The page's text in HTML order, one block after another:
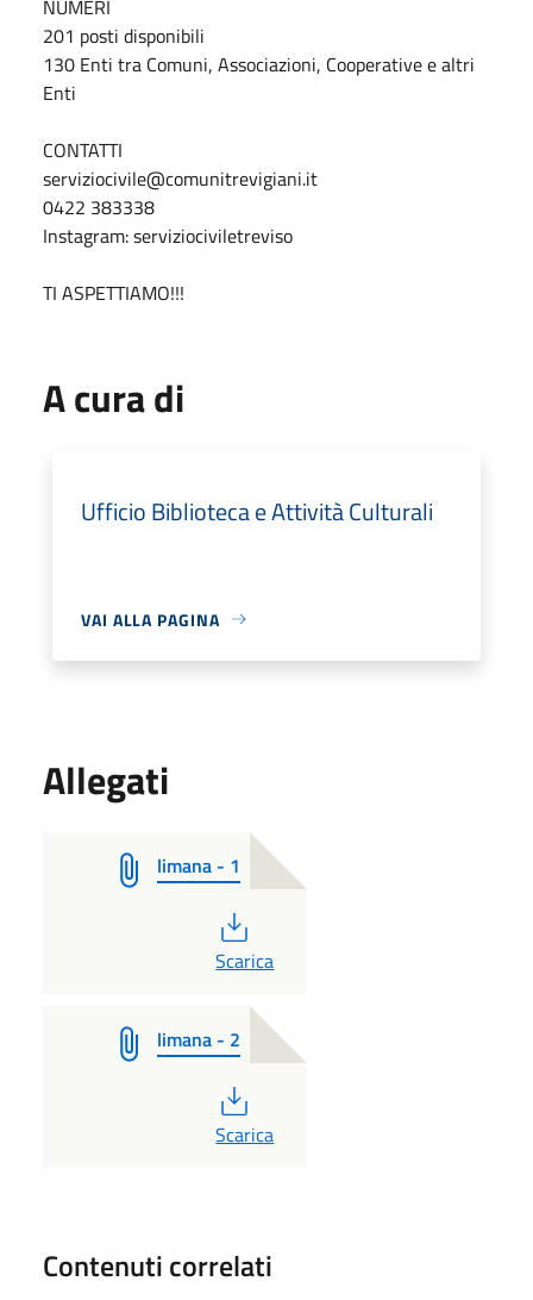
NUMERI
201 posti disponibili
130 Enti tra Comuni, Associazioni, Cooperative e altri
Enti
CONTATTI
serviziocivile@comunitrevigiani.it
0422 383338
Instagram: serviziociviletreviso
TI ASPETTIAMO!!!
A cura di
Ufficio Biblioteca e Attività Culturali
VAI ALLA PAGINA
Allegati
limana - 1
PDF
Scarica
limana - 2
PDF
Scarica
Contenuti correlati